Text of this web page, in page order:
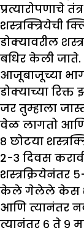
प्रत्यारोपणाचे
शस्त्रक्त्रियेची
डोक्यावरील
बधिर केली
आजूबाजूच्या
डोक्याच्या
जर तुम्हाला
वेळ लागतो
८ छोटया
2-3 दिवस
शस्त्रक्रियेनंतर
केले गेलेले केस
आणि त्यानंतर
त्यानंतर ६ ते ९